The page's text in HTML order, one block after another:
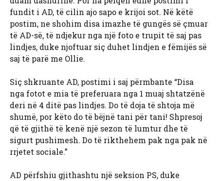
fundit i AD, të cilin ajo sapo e krijoi sot. Në këtë
postim, ne shohim disa imazhe të gungës së çmuar
të AD-së, të ndjekur nga një foto e trupit të saj pas
lindjes, duke njoftuar siç duhet lindjen e fëmijës së
saj të parë me Ollie.
Siç shkruante AD, postimi i saj përmbante “Disa
nga fotot e mia të preferuara nga 1 muaj shtatzënë
deri në 4 ditë pas lindjes. Do të doja të shtoja më
shumë, por këto do të bëjnë tani për tani! Shpresoj
që të gjithë të kenë një sezon të lumtur dhe të
sigurt pushimesh. Do të rikthehem pak nga pak në
rrjetet sociale.”
AD përfshiu gjithashtu një seksion PS, duke